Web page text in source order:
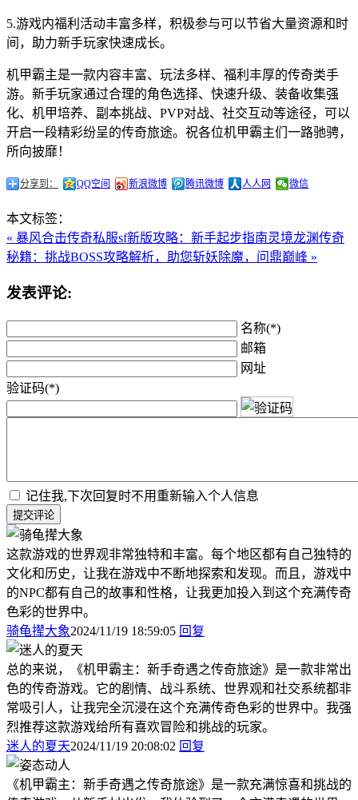
5.游戏内福利活动丰富多样，积极参与可以节省大量资源和时
间，助力新手玩家快速成长。
机甲霸主是一款内容丰富、玩法多样、福利丰厚的传奇类手
游。新手玩家通过合理的角色选择、快速升级、装备收集强
化、机甲培养、副本挑战、PVP对战、社交互动等途径，可以
开启一段精彩纷呈的传奇旅途。祝各位机甲霸主们一路驰骋，
所向披靡！
分享到： QQ空间 新浪微博 腾讯微博 人人网 微信
本文标签：
« 暴风合击传奇私服sf新版攻略：新手起步指南灵境龙渊传奇
秘籍：挑战BOSS攻略解析，助您斩妖除魔，问鼎巅峰 »
发表评论:
名称(*)
邮箱
网址
验证码(*)
记住我,下次回复时不用重新输入个人信息
提交评论
这款游戏的世界观非常独特和丰富。每个地区都有自己独特的
文化和历史，让我在游戏中不断地探索和发现。而且，游戏中
的NPC都有自己的故事和性格，让我更加投入到这个充满传奇
色彩的世界中。
骑龟撵大象2024/11/19 18:59:05 回复
总的来说，《机甲霸主：新手奇遇之传奇旅途》是一款非常出
色的传奇游戏。它的剧情、战斗系统、世界观和社交系统都非
常吸引人，让我完全沉浸在这个充满传奇色彩的世界中。我强
烈推荐这款游戏给所有喜欢冒险和挑战的玩家。
迷人的夏天2024/11/19 20:08:02 回复
《机甲霸主：新手奇遇之传奇旅途》是一款充满惊喜和挑战的